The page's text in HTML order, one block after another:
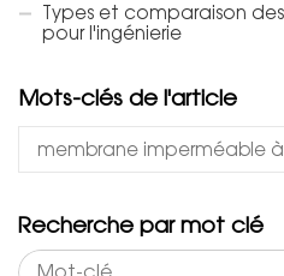
Types et comparaison
pour l'ingénierie
Mots-clés de l'article
membrane imperméable
Recherche par mot clé